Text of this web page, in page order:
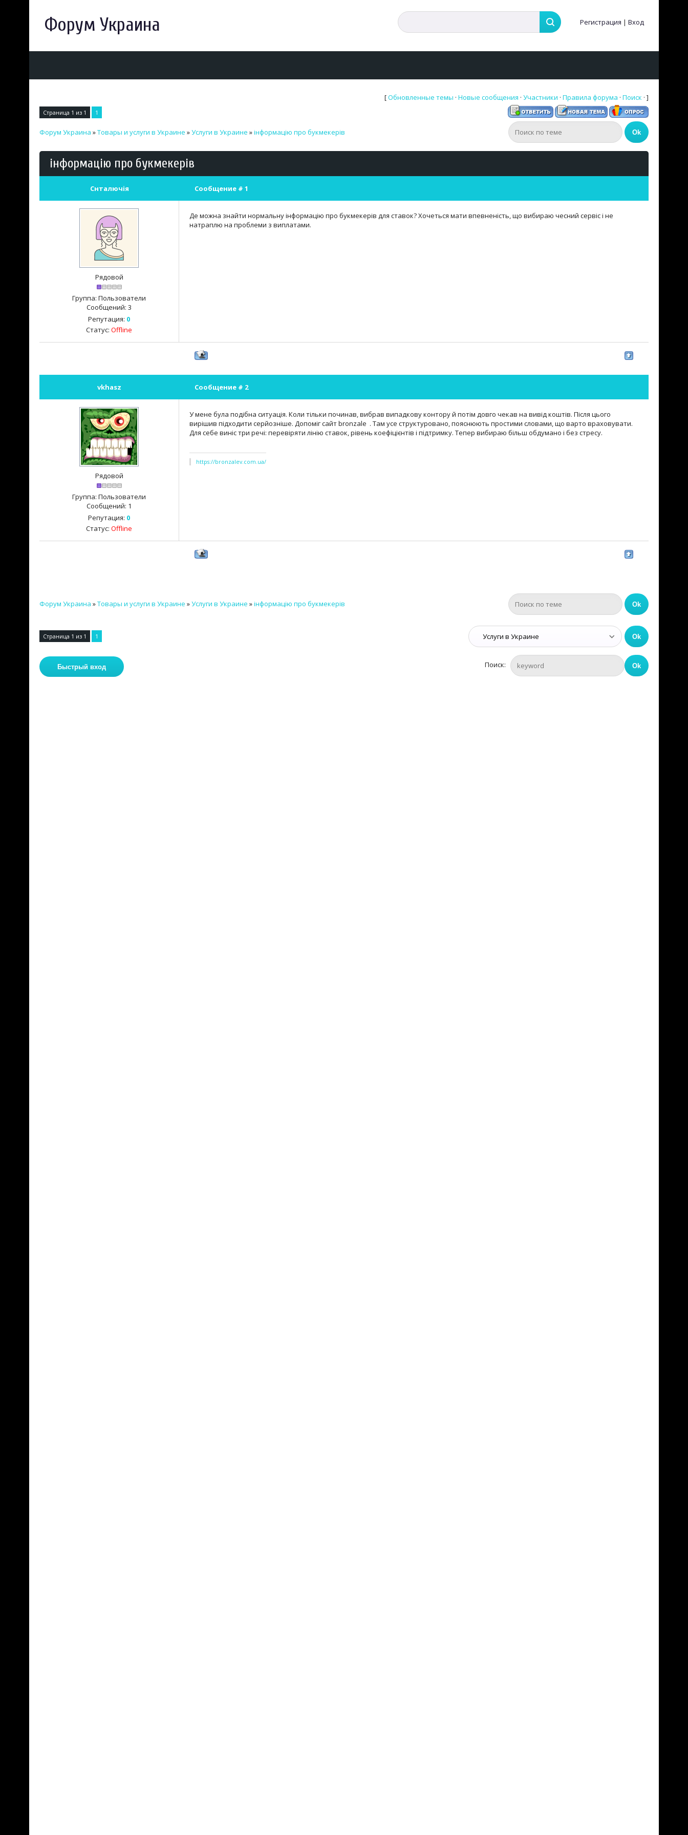
Форум Украина Регистрация | Вход
[Обновленные темы · Новые сообщения · Участники · Правила форума · Поиск · ]
Страница 1 из 1 1
Форум Украина »Товары и услуги в Украине »Услуги в Украине »інформацію про букмекерів
інформацію про букмекерів
Снталючія Сообщение # 1
Рядовой
Группа: Пользователи
Сообщений: 3
Репутация: 0
Статус: Offline
Де можна знайти нормальну інформацію про букмекерів для ставок? Хочеться мати впевненість, що вибираю чесний сервіс і не
натраплю на проблеми з виплатами.
vkhasz Сообщение # 2
Рядовой
Группа: Пользователи
Сообщений: 1
Репутация: 0
Статус: Offline
У мене була подібна ситуація. Коли тільки починав, вибрав випадкову контору й потім довго чекав на вивід коштів. Після цього
вирішив підходити серйозніше. Допоміг сайт bronzale . Там усе структуровано, пояснюють простими словами, що варто враховувати.
Для себе виніс три речі: перевіряти лінію ставок, рівень коефіцієнтів і підтримку. Тепер вибираю більш обдумано і без стресу.
https://bronzalev.com.ua/
Форум Украина »Товары и услуги в Украине »Услуги в Украине »інформацію про букмекерів
Страница 1 из 1 1
Поиск: